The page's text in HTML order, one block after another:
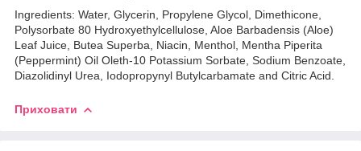
Ingredients: Water, Glycerin, Propylene Glycol, Dimethicone,
Polysorbate 80 Hydroxyethylcellulose, Aloe Barbadensis (Aloe)
Leaf Juice, Butea Superba, Niacin, Menthol, Mentha Piperita
(Peppermint) Oil Oleth-10 Potassium Sorbate, Sodium Benzoate,
Diazolidinyl Urea, Iodopropynyl Butylcarbamate and Citric Acid.
Приховати